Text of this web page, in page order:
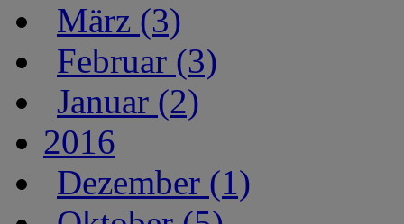
März (3)
Februar (3)
Januar (2)
2016
Dezember (1)